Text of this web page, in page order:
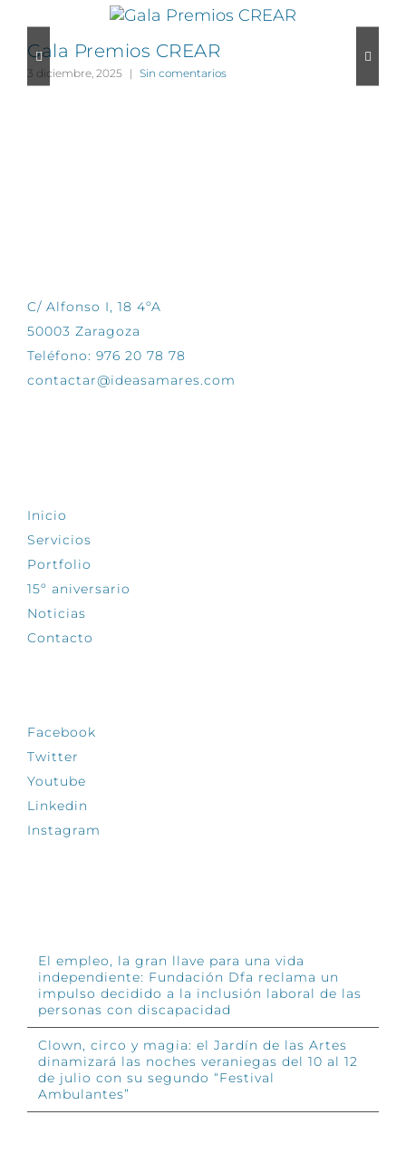
Gala Premios CREAR
3 diciembre, 2025 | Sin comentarios
C/ Alfonso I, 18 4ºA
50003 Zaragoza
Teléfono: 976 20 78 78
contactar@ideasamares.com
Inicio
Servicios
Portfolio
15º aniversario
Noticias
Contacto
Facebook
Twitter
Youtube
Linkedin
Instagram
El empleo, la gran llave para una vida
independiente: Fundación Dfa reclama un
impulso decidido a la inclusión laboral de las
personas con discapacidad
Clown, circo y magia: el Jardín de las Artes
dinamizará las noches veraniegas del 10 al 12
de julio con su segundo “Festival
Ambulantes”